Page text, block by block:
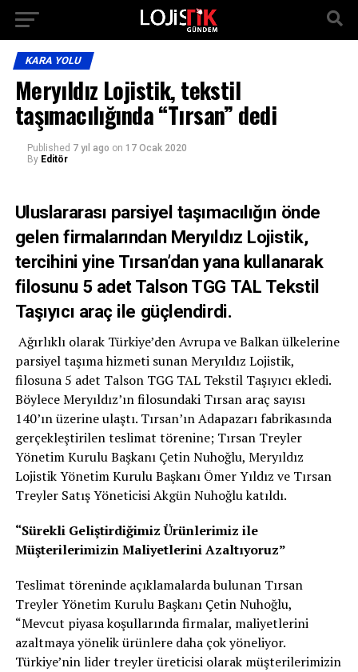
KARA YOLU
Meryıldız Lojistik, tekstil
taşımacılığında “Tırsan” dedi
Published 7 yıl ago on 17 Ocak 2020
By Editör
Uluslararası parsiyel taşımacılığın önde
gelen firmalarından Meryıldız Lojistik,
tercihini yine Tırsan’dan yana kullanarak
filosunu 5 adet Talson TGG TAL Tekstil
Taşıyıcı araç ile güçlendirdi.
Ağırlıklı olarak Türkiye’den Avrupa ve Balkan ülkelerine
parsiyel taşıma hizmeti sunan Meryıldız Lojistik,
filosuna 5 adet Talson TGG TAL Tekstil Taşıyıcı ekledi.
Böylece Meryıldız’ın filosundaki Tırsan araç sayısı
140’ın üzerine ulaştı. Tırsan’ın Adapazarı fabrikasında
gerçekleştirilen teslimat törenine; Tırsan Treyler
Yönetim Kurulu Başkanı Çetin Nuhoğlu, Meryıldız
Lojistik Yönetim Kurulu Başkanı Ömer Yıldız ve Tırsan
Treyler Satış Yöneticisi Akgün Nuhoğlu katıldı.
“Sürekli Geliştirdiğimiz Ürünlerimiz ile
Müşterilerimizin Maliyetlerini Azaltıyoruz”
Teslimat töreninde açıklamalarda bulunan Tırsan
Treyler Yönetim Kurulu Başkanı Çetin Nuhoğlu,
“Mevcut piyasa koşullarında firmalar, maliyetlerini
azaltmaya yönelik ürünlere daha çok yöneliyor.
Türkiye’nin lider treyler üreticisi olarak müşterilerimizin